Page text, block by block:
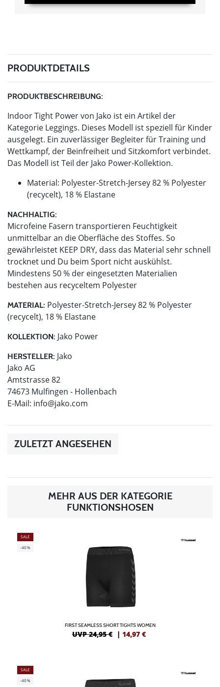
PRODUKTDETAILS
PRODUKTBESCHREIBUNG:
Indoor Tight Power von Jako ist ein Artikel der
Kategorie Leggings. Dieses Modell ist speziell für Kinder
ausgelegt. Ein zuverlässiger Begleiter für Training und
Wettkampf, der Beinfreiheit und Sitzkomfort verbindet.
Das Modell ist Teil der Jako Power-Kollektion.
Material: Polyester-Stretch-Jersey 82 % Polyester
(recycelt), 18 % Elastane
NACHHALTIG:
Microfeine Fasern transportieren Feuchtigkeit
unmittelbar an die Oberfläche des Stoffes. So
gewährleistet KEEP DRY, dass das Material sehr schnell
trocknet und Du beim Sport nicht auskühlst.
Mindestens 50 % der eingesetzten Materialien
bestehen aus recyceltem Polyester
MATERIAL: Polyester-Stretch-Jersey 82 % Polyester
(recycelt), 18 % Elastane
KOLLEKTION: Jako Power
HERSTELLER: Jako
Jako AG
Amtstrasse 82
74673 Mulfingen - Hollenbach
E-Mail: info@jako.com
ZULETZT ANGESEHEN
MEHR AUS DER KATEGORIE
FUNKTIONSHOSEN
SALE
-40%
FIRST SEAMLESS SHORT TIGHTS WOMEN
UVP 24,95 € | 14,97 €
SALE
-40%